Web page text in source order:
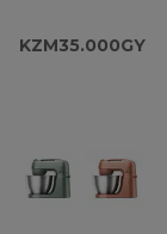
KZM35.000GY